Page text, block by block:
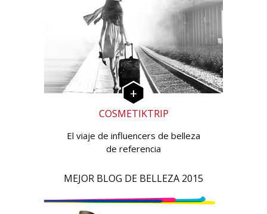
COSMETIKTRIP
El viaje de influencers de belleza
de referencia
MEJOR BLOG DE BELLEZA 2015